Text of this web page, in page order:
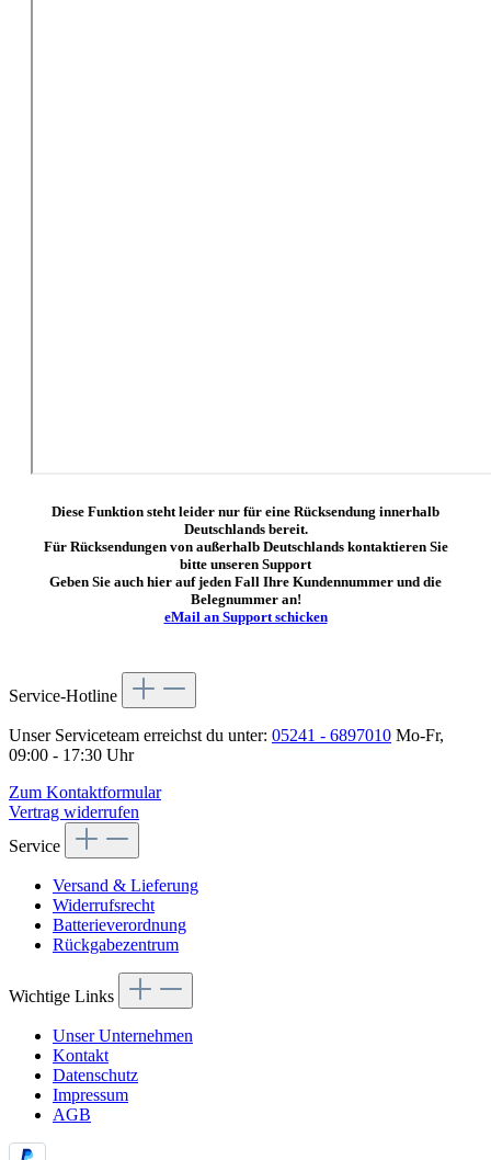
Diese Funktion steht leider nur für eine Rücksendung innerhalb
Deutschlands bereit.
Für Rücksendungen von außerhalb Deutschlands kontaktieren Sie
bitte unseren Support
Geben Sie auch hier auf jeden Fall Ihre Kundennummer und die
Belegnummer an!
eMail an Support schicken
Service-Hotline
Unser Serviceteam erreichst du unter: 05241 - 6897010 Mo-Fr,
09:00 - 17:30 Uhr
Zum Kontaktformular
Vertrag widerrufen
Service
Versand & Lieferung
Widerrufsrecht
Batterieverordnung
Rückgabezentrum
Wichtige Links
Unser Unternehmen
Kontakt
Datenschutz
Impressum
AGB